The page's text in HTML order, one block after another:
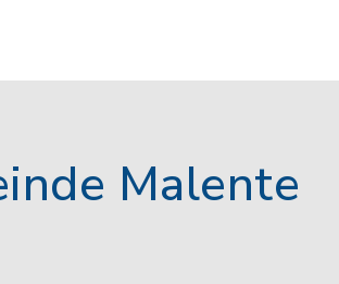
Malente